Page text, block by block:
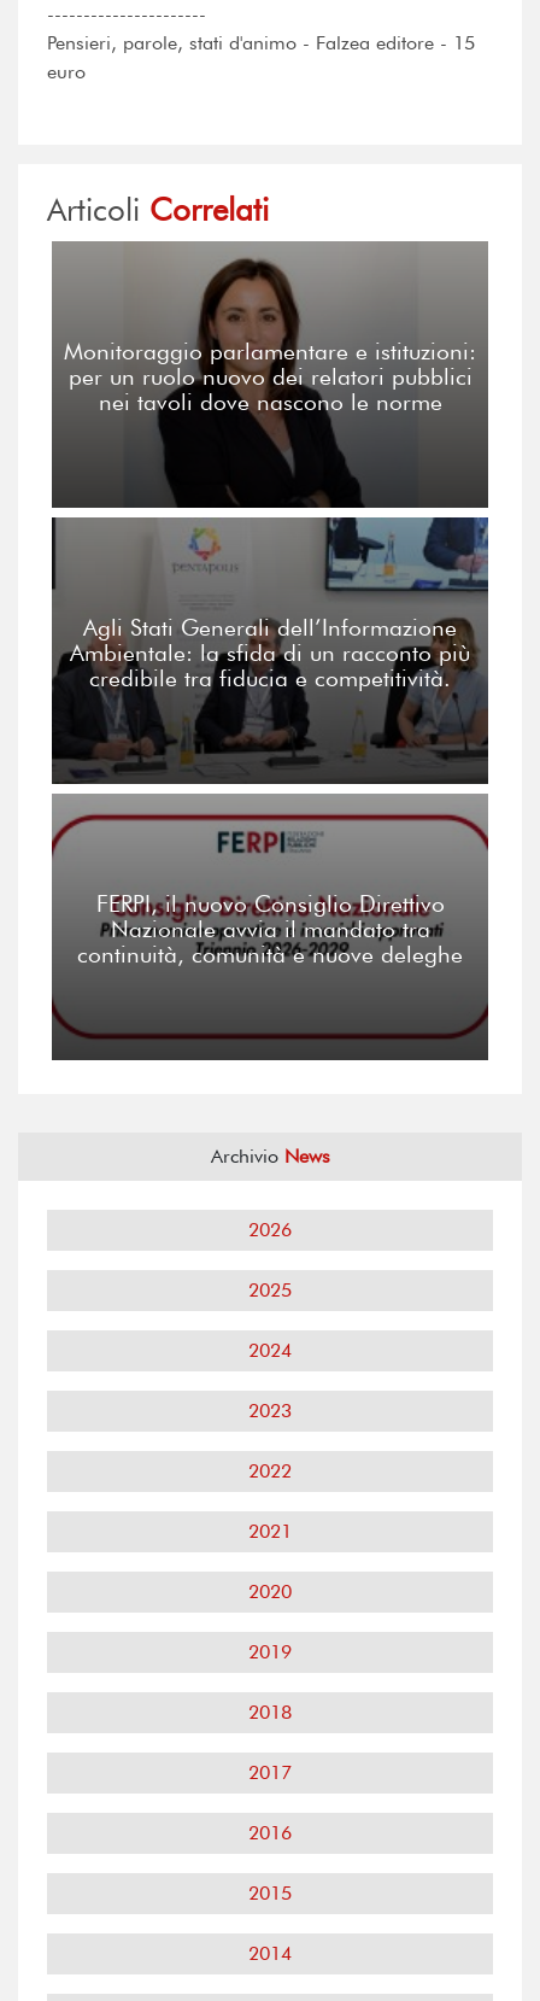
----------------------
Pensieri, parole, stati d'animo - Falzea editore - 15
euro
Articoli Correlati
Monitoraggio parlamentare e istituzioni:
per un ruolo nuovo dei relatori pubblici
nei tavoli dove nascono le norme
Agli Stati Generali dell’Informazione
Ambientale: la sfida di un racconto più
credibile tra fiducia e competitività.
FERPI, il nuovo Consiglio Direttivo
Nazionale avvia il mandato tra
continuità, comunità e nuove deleghe
Archivio News
2026
2025
2024
2023
2022
2021
2020
2019
2018
2017
2016
2015
2014